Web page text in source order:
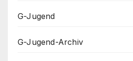
G-Jugend
G-Jugend-Archiv